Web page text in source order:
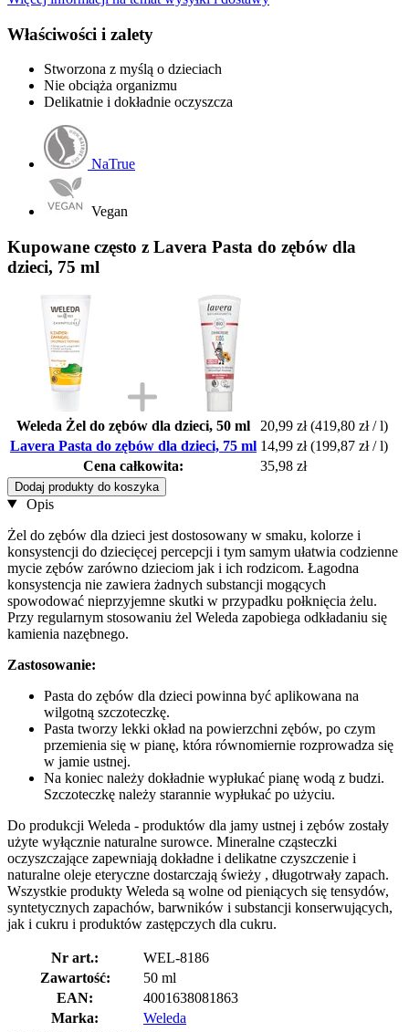
Właściwości i zalety
Stworzona z myślą o dzieciach
Nie obciąża organizmu
Delikatnie i dokładnie oczyszcza
NaTrue
Vegan
Kupowane często z Lavera Pasta do zębów dla
dzieci, 75 ml
Weleda Żel do zębów dla dzieci, 50 ml 20,99 zł (419,80 zł / l)
Lavera Pasta do zębów dla dzieci, 75 ml 14,99 zł (199,87 zł / l)
Cena całkowita:
35,98 zł
Dodaj produkty do koszyka
Opis
Żel do zębów dla dzieci jest dostosowany w smaku, kolorze i
konsystencji do dziecięcej percepcji i tym samym ułatwia codzienne
mycie zębów zarówno dzieciom jak i ich rodzicom. Łagodna
konsystencja nie zawiera żadnych substancji mogących
spowodować nieprzyjemne skutki w przypadku połknięcia żelu.
Przy regularnym stosowaniu żel Weleda zapobiega odkładaniu się
kamienia nazębnego.
Zastosowanie:
Pasta do zębów dla dzieci powinna być aplikowana na
wilgotną szczoteczkę.
Pasta tworzy lekki okład na powierzchni zębów, po czym
przemienia się w pianę, która równomiernie rozprowadza się
w jamie ustnej.
Na koniec należy dokładnie wypłukać pianę wodą z budzi.
Szczoteczkę należy starannie wypłukać po użyciu.
Do produkcji Weleda - produktów dla jamy ustnej i zębów zostały
użyte wyłącznie naturalne surowce. Mineralne cząsteczki
oczyszczające zapewniają dokładne i delikatne czyszczenie i
naturalne oleje eteryczne dostarczają świeży , długotrwały zapach.
Wszystkie produkty Weleda są wolne od pieniących się tensydów,
syntetycznych zapachów, barwników i substancji konserwujących,
jak i cukru i produktów zastępczych dla cukru.
Nr art.:
WEL-8186
Zawartość:
50 ml
EAN:
4001638081863
Marka:
Weleda